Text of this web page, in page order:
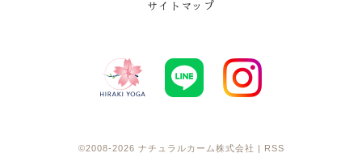
サイトマップ
©2008-2026 ナチュラルカーム株式会社 RSS